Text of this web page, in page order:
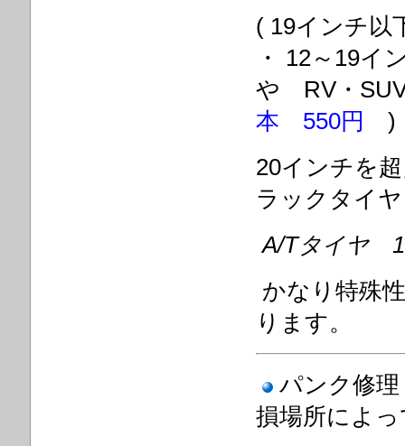
( 19インチ
・ 12～19
や RV・
本 550円
)
20インチを
ラックタイ
A/Tタイヤ
かなり特殊
ります
パンク修
損場所によ